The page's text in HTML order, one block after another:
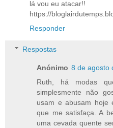
lá vou eu atacar!!
https://
Responder
Respostas
Anónimo 8 de agosto
Ruth, há modas
simplesmente não
usam e abusam hoje
que me satisfaça. A
uma cevada quente